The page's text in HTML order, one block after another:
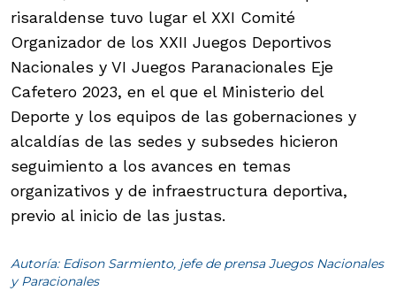
risaraldense tuvo lugar el XXI Comité
Organizador de los XXII Juegos Deportivos
Nacionales y VI Juegos Paranacionales Eje
Cafetero 2023, en el que el Ministerio del
Deporte y los equipos de las gobernaciones y
alcaldías de las sedes y subsedes hicieron
seguimiento a los avances en temas
organizativos y de infraestructura deportiva,
previo al inicio de las justas.
Autoría: Edison Sarmiento, jefe de prensa Juegos Nacionales
y Paracionales